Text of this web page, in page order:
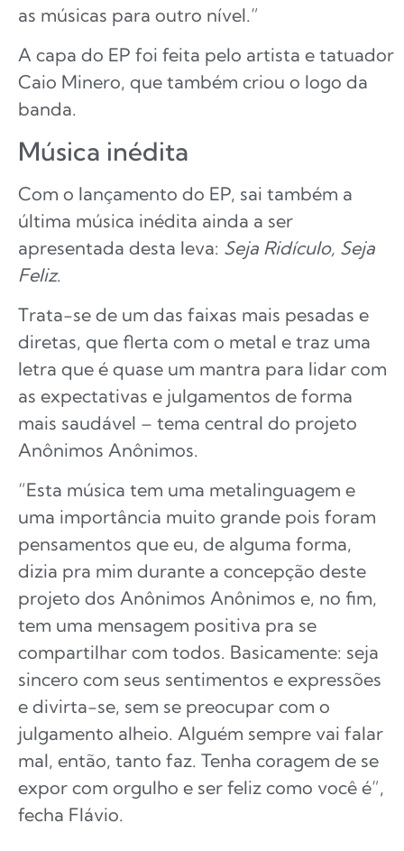
as músicas para outro nível.”
A capa do EP foi feita pelo artista e tatuador
Caio Minero, que também criou o logo da
banda.
Música inédita
Com o lançamento do EP, sai também a
última música inédita ainda a ser
apresentada desta leva: Seja Ridículo, Seja
Feliz.
Trata-se de um das faixas mais pesadas e
diretas, que flerta com o metal e traz uma
letra que é quase um mantra para lidar com
as expectativas e julgamentos de forma
mais saudável – tema central do projeto
Anônimos Anônimos.
“Esta música tem uma metalinguagem e
uma importância muito grande pois foram
pensamentos que eu, de alguma forma,
dizia pra mim durante a concepção deste
projeto dos Anônimos Anônimos e, no fim,
tem uma mensagem positiva pra se
compartilhar com todos. Basicamente: seja
sincero com seus sentimentos e expressões
e divirta-se, sem se preocupar com o
julgamento alheio. Alguém sempre vai falar
mal, então, tanto faz. Tenha coragem de se
expor com orgulho e ser feliz como você é”,
fecha Flávio.